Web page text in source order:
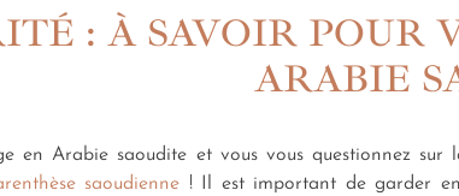
: À SAVOIR POUR
ARABIE
en Arabie saoudite et vous vous questionnez
saoudienne ! Il est important de garder